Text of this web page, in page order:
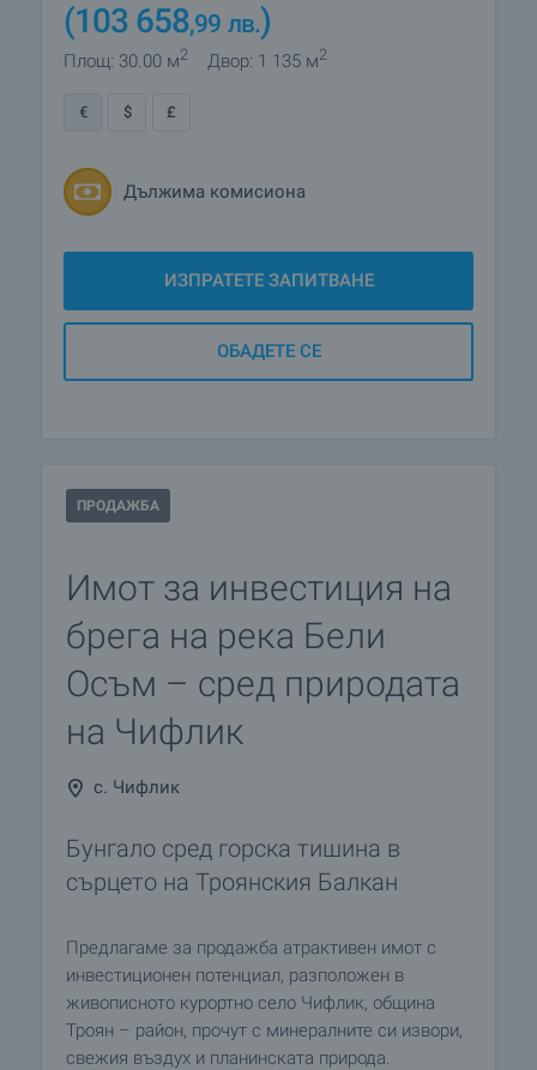
(103 658,99 лв.)
Площ: 30.00 м2 Двор: 1 135 м2
€ $ £
Дължима комисиона
ИЗПРАТЕТЕ ЗАПИТВАНЕ
ОБАДЕТЕ СЕ
ПРОДАЖБА
Имот за инвестиция на
брега на река Бели
Осъм – сред природата
на Чифлик
с. Чифлик
Бунгало сред горска тишина в
сърцето на Троянския Балкан
Предлагаме за продажба атрактивен имот с
инвестиционен потенциал, разположен в
живописното курортно село Чифлик, община
Троян – район, прочут с минералните си извори,
свежия въздух и планинската природа.